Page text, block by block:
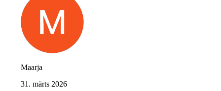
Maarja
31. märts 2026